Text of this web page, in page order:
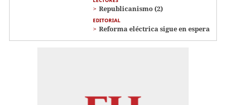
Republicanismo (2)
EDITORIAL
Reforma eléctrica sigue en espera